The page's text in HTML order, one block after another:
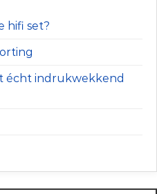
hifi set?
écht indrukwekkend